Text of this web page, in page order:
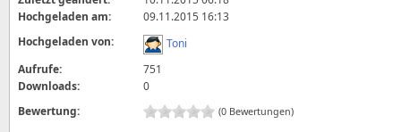
Hochgeladen am:
09.11.2015 16:13
Hochgeladen von:
Toni
Aufrufe:
751
Downloads:
0
Bewertung:
(0 Bewertungen)